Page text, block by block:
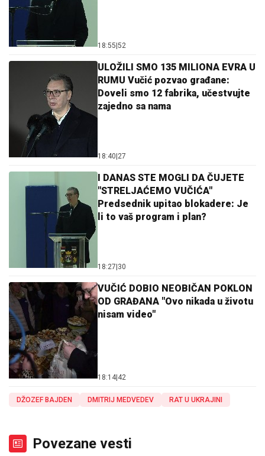
18:55 52
ULOŽILI SMO 135 MILIONA EVRA U
RUMU Vučić pozvao građane:
Doveli smo 12 fabrika, učestvujte
zajedno sa nama
18:40 27
I DANAS STE MOGLI DA ČUJETE
"STRELJAĆEMO VUČIĆA"
Predsednik upitao blokadere: Je
li to vaš program i plan?
18:27 30
VUČIĆ DOBIO NEOBIČAN POKLON
OD GRAĐANA "Ovo nikada u životu
nisam video"
18:14 42
DŽOZEF BAJDEN DMITRIJ MEDVEDEV RAT U UKRAJINI
Povezane vesti